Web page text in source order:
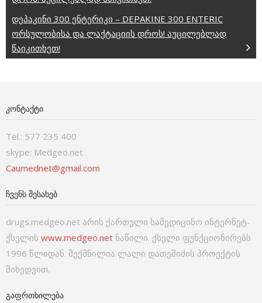
დეპაკინი 300 ენტერიკი – DEPAKINE 300 ENTERIC
ორსულობისა და ლაქტაციის დროს! აუცილებლად
წაიკითხეთ!
ᲙᲝᲜᲢᲐᲥᲢᲘ
Tel.: 577 235 400
skype: Medgeo.net
Caumednet@gmail.com
ᲩᲕᲔᲜᲡ ᲨᲔᲡᲐᲮᲔᲑ
drugs.medgeo.net არის ქართული სამედიცინო ინტერნეტ-
ქსელის www.medgeo.net ნაწილი. ქსელი ფუნქციონირებს
1996 წლიდან. შექმნილია ლალი დათეშიძის პროექტის
მიხედვით.
ᲒᲐᲤᲠᲗᲮᲘᲚᲔᲑᲐ